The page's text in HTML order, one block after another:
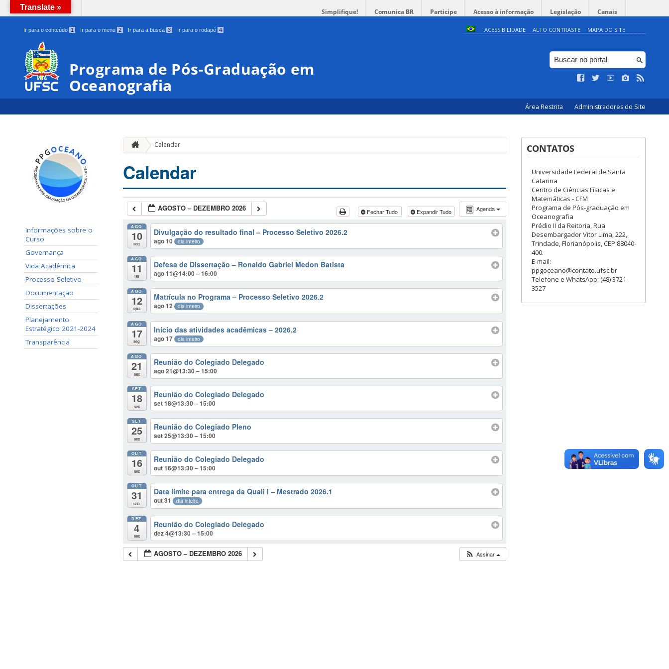
BRASIL Simplifique! Comunica BR Participe Acesso à informação Legislação Canais
Ir para o conteúdo 1 Ir para o menu 2 Ir para a busca 3 Ir para o rodapé 4 ACESSIBILIDADE ALTO CONTRASTE MAPA DO SITE
Programa de Pós-Graduação em
Oceanografia
Área Restrita Administradores do Site
Informações sobre o
Curso
Governança
Vida Acadêmica
Processo Seletivo
Documentação
Dissertações
Planejamento
Estratégico 2021-2024
Transparência
Calendar
Calendar
Agenda
AGOSTO – DEZEMBRO 2026 Fechar Tudo Expandir Tudo
AGO
10
seg
Divulgação do resultado final – Processo Seletivo 2026.2
ago 10 dia inteiro
AGO
11
ter
Defesa de Dissertação – Ronaldo Gabriel Medon Batista
ago 11@14:00 – 16:00
AGO
12
qua
Matrícula no Programa – Processo Seletivo 2026.2
ago 12 dia inteiro
AGO
17
seg
Início das atividades acadêmicas – 2026.2
ago 17 dia inteiro
AGO
21
sex
Reunião do Colegiado Delegado
ago 21@13:30 – 15:00
SET
18
sex
Reunião do Colegiado Delegado
set 18@13:30 – 15:00
SET
25
sex
Reunião do Colegiado Pleno
set 25@13:30 – 15:00
OUT
16
sex
Reunião do Colegiado Delegado
out 16@13:30 – 15:00
OUT
31
sáb
Data limite para entrega da Quali I – Mestrado 2026.1
out 31 dia inteiro
DEZ
4
sex
Reunião do Colegiado Delegado
dez 4@13:30 – 15:00
AGOSTO – DEZEMBRO 2026 Assinar
CONTATOS
Universidade Federal de Santa
Catarina
Centro de Ciências Físicas e
Matemáticas - CFM
Programa de Pós-graduação em
Oceanografia
Prédio II da Reitoria, Rua
Desembargador Vitor Lima, 222,
Trindade, Florianópolis, CEP 88040-
400.
E-mail:
ppgoceano@contato.ufsc.br
Telefone e WhatsApp: (48) 3721-
3527
Translate »